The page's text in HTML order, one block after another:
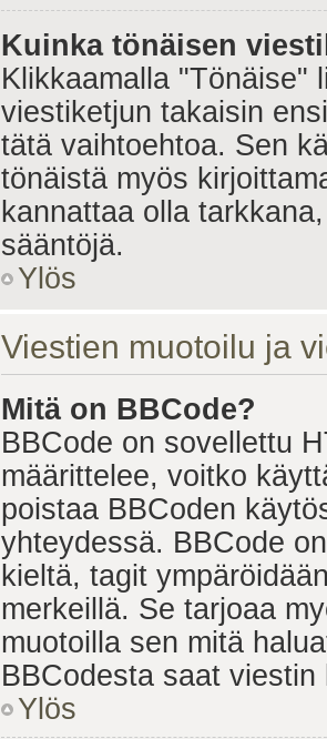
Kuinka tönäisen
Klikkaamalla "Tönäise"
viestiketjun takaisin
tätä vaihtoehtoa. Sen
tönäistä myös
kannattaa olla
sääntöjä.
Ylös
Viestien muotoilu ja
Mitä on BBCode?
BBCode on sovellettu
määrittelee, voitko
poistaa BBCoden
yhteydessä. BBCode
kieltä, tagit
merkeillä. Se tarjoaa
muotoilla sen mitä
BBCodesta saat
Ylös